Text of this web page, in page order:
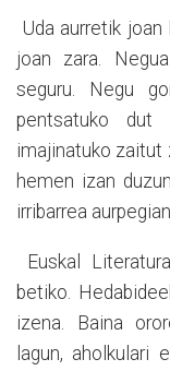
Uda aurretik
joan zara.
seguru. Negu
pentsatuko dut
imajinatuko zaitut
hemen izan
irribarrea
Euskal
betiko.
izena. Baina
lagun, aholkulari